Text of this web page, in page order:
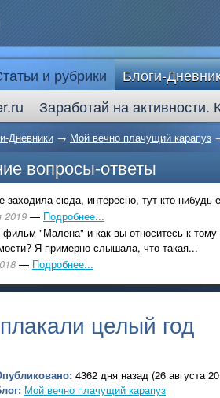
и рубрики Блоги-
Заработай на активности.
Дневники → Мой вечно плачущий карапуз
вопросы-ответы
заходила сюда, интересно, тут кто-нибудь
2019 — Подробнее...
фильм "Малена" и как вы относитесь к
Я примерно слышала, что такая...
— Подробнее...
целый год
4362 дня назад (26 августа
Мой вечно плачущий карапуз